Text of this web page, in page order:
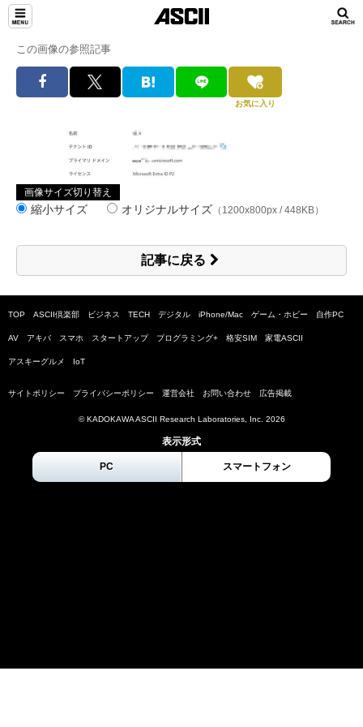
この画像の参照記事
お気に入り
画像サイズ切り替え
縮小サイズ オリジナルサイズ （1200x800px / 448KB）
記事に戻る
TOP ASCII倶楽部 ビジネス TECH デジタル iPhone/Mac ゲーム・ホビー 自作PC
AV アキバ スマホ スタートアップ プログラミング+ 格安SIM 家電ASCII
アスキーグルメ IoT
サイトポリシー プライバシーポリシー 運営会社 お問い合わせ 広告掲載
© KADOKAWA ASCII Research Laboratories, Inc. 2026
表示形式
PC スマートフォン